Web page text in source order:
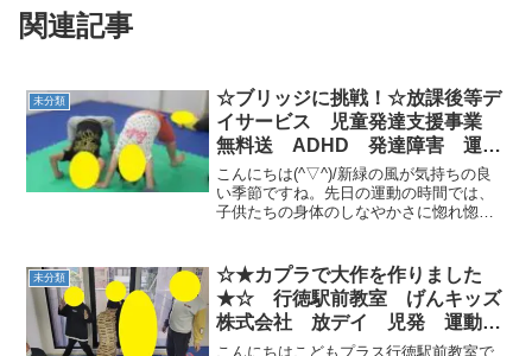
関連記事
未分類
☆ブリッジに挑戦！☆放課後等デ
イサービス 児童発達支援事業
無料送 ADHD 発達障害 運動
療育 行徳 行徳駅前 南行徳
妙典 市川市
こんにちは(^▽^)/新緑の風が気持ちの良
い季節ですね。先日の運動の時間では、
子供たちの身体のしなやかさに惚れ惚れ
目してくれましたよ。一人では少し恥ず
かしいので、、、...
未分類
☆★カプラで大作を作りました
★☆ 行徳駅前教室 げんキッズ
株式会社 放デイ 児発 運動療
育
こんにちはこどもプラス行徳駅前教室で